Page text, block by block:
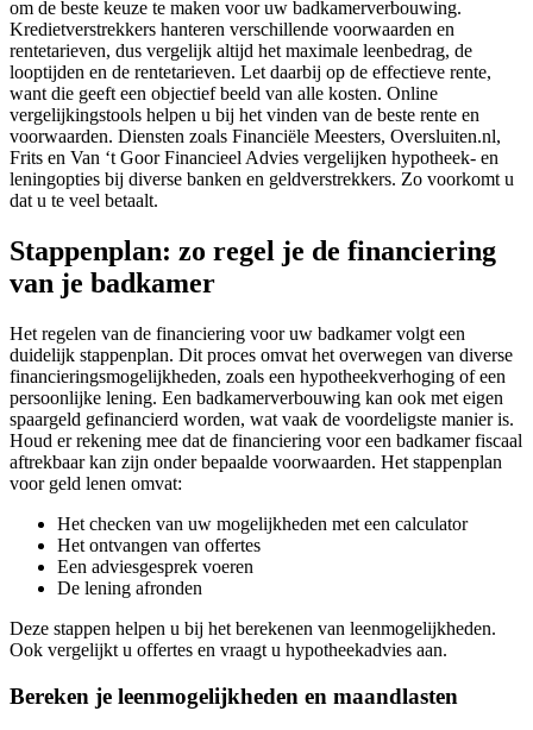
om de beste keuze te maken voor uw badkamerverbouwing.
Kredietverstrekkers hanteren verschillende voorwaarden en
rentetarieven, dus vergelijk altijd het maximale leenbedrag, de
looptijden en de rentetarieven. Let daarbij op de effectieve rente,
want die geeft een objectief beeld van alle kosten. Online
vergelijkingstools helpen u bij het vinden van de beste rente en
voorwaarden. Diensten zoals Financiële Meesters, Oversluiten.nl,
Frits en Van ‘t Goor Financieel Advies vergelijken hypotheek- en
leningopties bij diverse banken en geldverstrekkers. Zo voorkomt u
dat u te veel betaalt.
Stappenplan: zo regel je de financiering
van je badkamer
Het regelen van de financiering voor uw badkamer volgt een
duidelijk stappenplan. Dit proces omvat het overwegen van diverse
financieringsmogelijkheden, zoals een hypotheekverhoging of een
persoonlijke lening. Een badkamerverbouwing kan ook met eigen
spaargeld gefinancierd worden, wat vaak de voordeligste manier is.
Houd er rekening mee dat de financiering voor een badkamer fiscaal
aftrekbaar kan zijn onder bepaalde voorwaarden. Het stappenplan
voor geld lenen omvat:
Het checken van uw mogelijkheden met een calculator
Het ontvangen van offertes
Een adviesgesprek voeren
De lening afronden
Deze stappen helpen u bij het berekenen van leenmogelijkheden.
Ook vergelijkt u offertes en vraagt u hypotheekadvies aan.
Bereken je leenmogelijkheden en maandlasten